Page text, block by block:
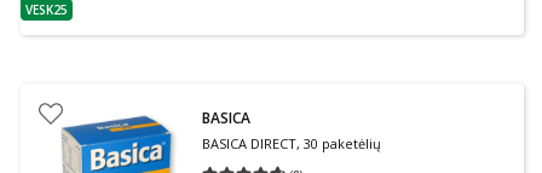
patarimas
VESK25
BASICA
BASICA DIRECT, 30 paketėlių